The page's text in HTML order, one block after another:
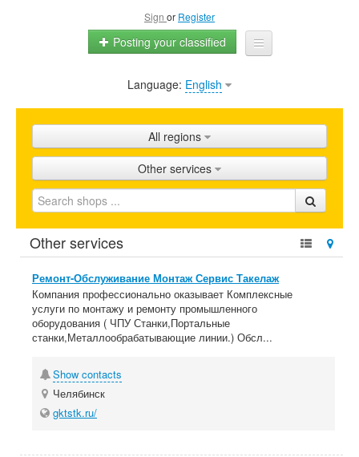
Sign or Register
Posting your classified
Home
Shops
Promotion
FAQ
Language: English
All regions
Other services
Other services
Ремонт-Обслуживание Монтаж Сервис Такелаж
Компания профессионально оказывает Комплексные
услуги по монтажу и ремонту промышленного
оборудования ( ЧПУ Станки,Портальные
станки,Металлообрабатывающие линии.) Обсл...
Show contacts
Челябинск
gktstk.ru/